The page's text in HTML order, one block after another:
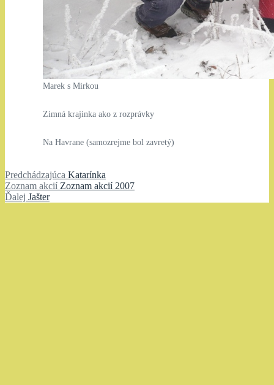
Marek s Mirkou
Zimná krajinka ako z rozprávky
Na Havrane (samozrejme bol zavretý)
Navigácia
v
Predchádzajúca Predchádzajúci
článok:
Katarínka
Zoznam akcií Zoznam
Zoznam akcií 2007
Ďalej Ďalší
Jašter